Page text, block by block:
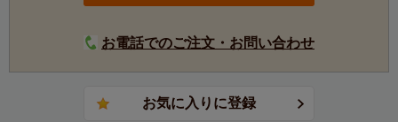
お電話でのご注文・お問い合わせ